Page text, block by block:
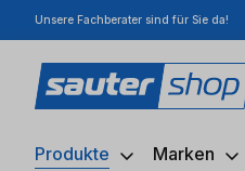
Hauptinhalt springen
Zur Suche springen
Zur Hauptnavigation
Unsere Fachberater sind für Sie da!
Produkte Marken